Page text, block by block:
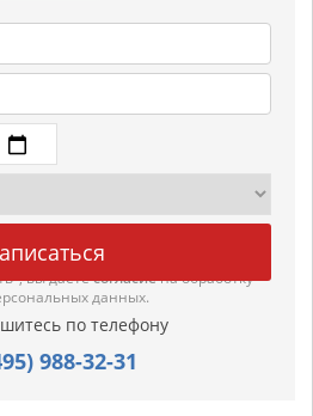
вы даетесогласиена обработку
данных.
по телефону
988-32-31